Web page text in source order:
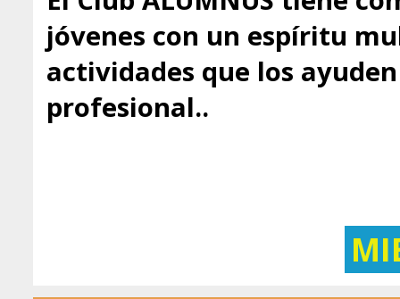
jóvenes con un espíritu
actividades que los
profesional..